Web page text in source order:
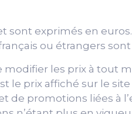
sont exprimés en
ou étrangers sont
modifier les prix à tout
le prix affiché sur le
de promotions liées à